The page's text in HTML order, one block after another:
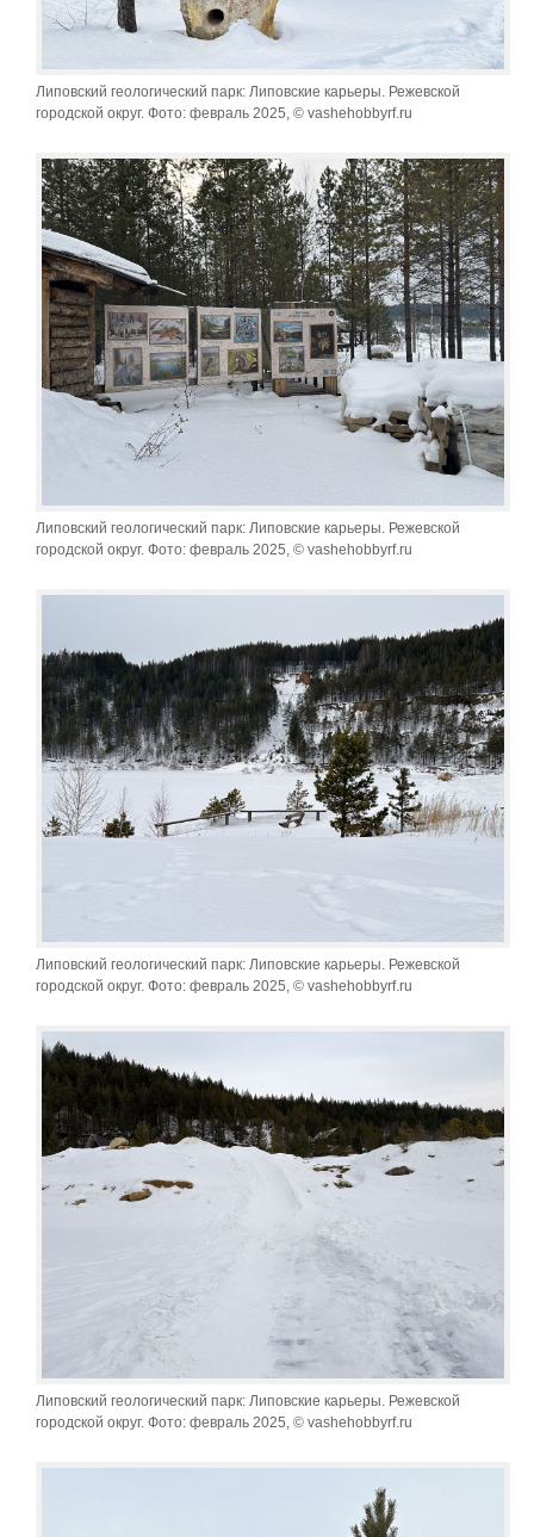
Липовский геологический парк: Липовские карьеры. Режевской
городской округ. Фото: февраль 2025, © vashehobbyrf.ru
Липовский геологический парк: Липовские карьеры. Режевской
городской округ. Фото: февраль 2025, © vashehobbyrf.ru
Липовский геологический парк: Липовские карьеры. Режевской
городской округ. Фото: февраль 2025, © vashehobbyrf.ru
Липовский геологический парк: Липовские карьеры. Режевской
городской округ. Фото: февраль 2025, © vashehobbyrf.ru